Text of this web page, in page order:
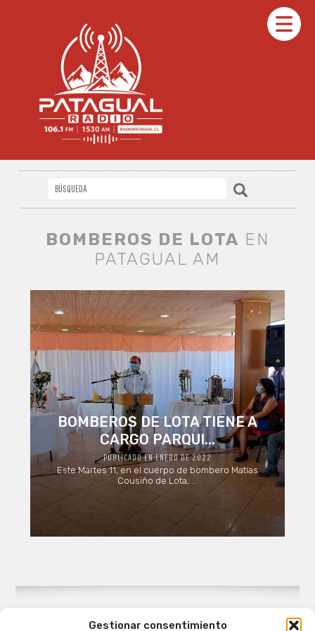
Gestionar consentimiento
BOMBEROS DE LOTA EN
PATAGUAL AM
BOMBEROS DE LOTA TIENE A
CARGO PARQUI...
PUBLICADO EN ENERO DE 2022
Este Martes 11, en el cuerpo de bombero Matías
Cousiño de Lota, ...